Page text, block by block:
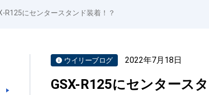
R125にセンタースタンド装着！？
ウイリーブログ 2022年7月18日
GSX-R125にセンタース